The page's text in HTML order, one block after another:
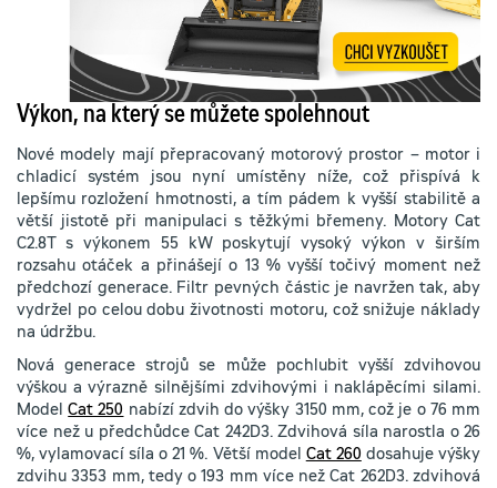
Výkon, na který se můžete spolehnout
Nové modely mají přepracovaný motorový prostor – motor i
chladicí systém jsou nyní umístěny níže, což přispívá k
lepšímu rozložení hmotnosti, a tím pádem k vyšší stabilitě a
větší jistotě při manipulaci s těžkými břemeny. Motory Cat
C2.8T s výkonem 55 kW poskytují vysoký výkon v širším
rozsahu otáček a přinášejí o 13 % vyšší točivý moment než
předchozí generace. Filtr pevných částic je navržen tak, aby
vydržel po celou dobu životnosti motoru, což snižuje náklady
na údržbu.
Nová generace strojů se může pochlubit vyšší zdvihovou
výškou a výrazně silnějšími zdvihovými i naklápěcími silami.
ModelCat 250 nabízí zdvih do výšky 3150 mm, což je o 76 mm
více než u předchůdce Cat 242D3. Zdvihová síla narostla o 26
%, vylamovací síla o 21 %. Větší model Cat 260 dosahuje výšky
zdvihu 3353 mm, tedy o 193 mm více než Cat 262D3. zdvihová